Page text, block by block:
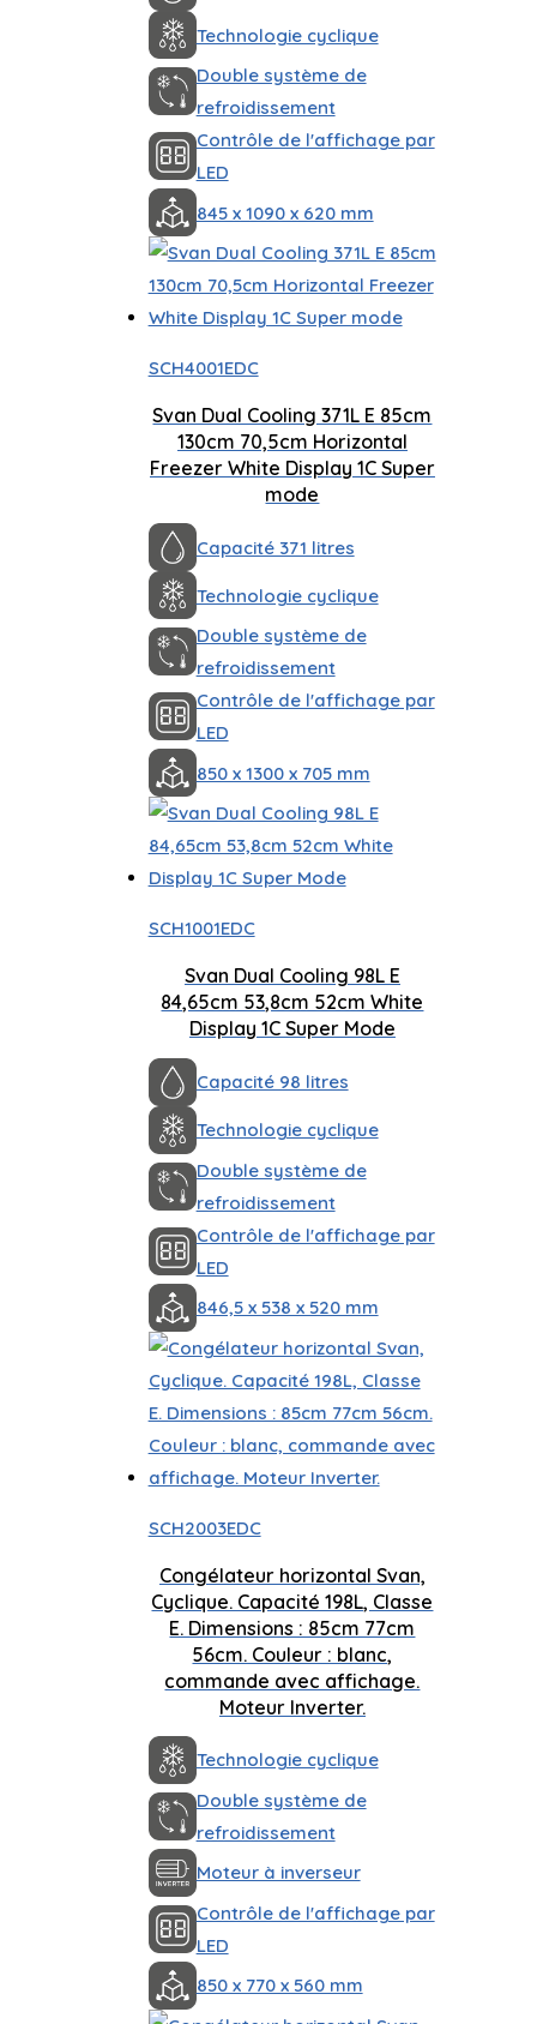
Technologie cyclique
Double système de
refroidissement
Contrôle de l'affichage par
LED
845 x 1090 x 620 mm
SCH4001EDC
Svan Dual Cooling 371L E 85cm
130cm 70,5cm Horizontal
Freezer White Display 1C Super
mode
Capacité 371 litres
Technologie cyclique
Double système de
refroidissement
Contrôle de l'affichage par
LED
850 x 1300 x 705 mm
SCH1001EDC
Svan Dual Cooling 98L E
84,65cm 53,8cm 52cm White
Display 1C Super Mode
Capacité 98 litres
Technologie cyclique
Double système de
refroidissement
Contrôle de l'affichage par
LED
846,5 x 538 x 520 mm
SCH2003EDC
Congélateur horizontal Svan,
Cyclique. Capacité 198L, Classe
E. Dimensions : 85cm 77cm
56cm. Couleur : blanc,
commande avec affichage.
Moteur Inverter.
Technologie cyclique
Double système de
refroidissement
Moteur à inverseur
Contrôle de l'affichage par
LED
850 x 770 x 560 mm